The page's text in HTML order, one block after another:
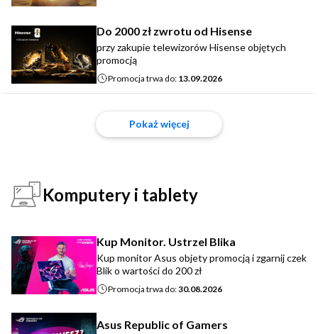
Do 2000 zł zwrotu od Hisense
przy zakupie telewizorów Hisense objętych
promocją
Promocja trwa do: 13.09.2026
Pokaż więcej
Komputery i tablety
Kup Monitor. Ustrzel Blika
Kup monitor Asus objety promocją i zgarnij czek
Blik o wartości do 200 zł
Promocja trwa do:30.08.2026
Asus Republic of Gamers